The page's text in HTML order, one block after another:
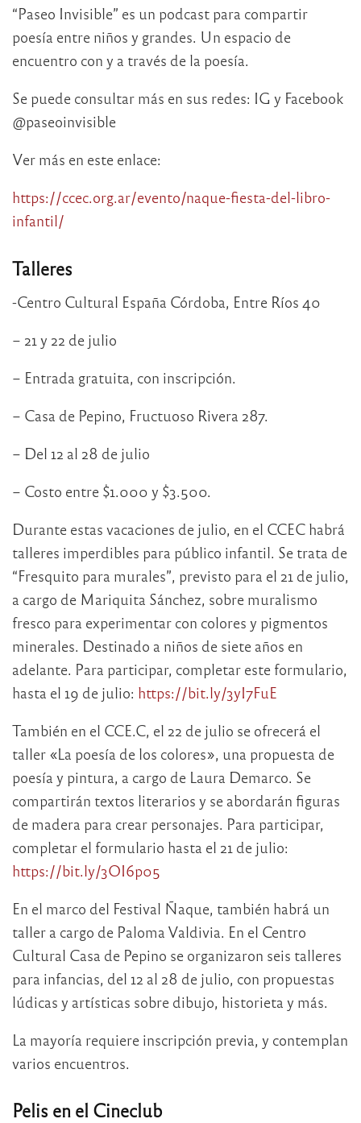
“Paseo Invisible” es un podcast para compartir
poesía entre niños y grandes. Un espacio de
encuentro con y a través de la poesía.
Se puede consultar más en sus redes: IG y Facebook
@paseoinvisible
Ver más en este enlace:
https://ccec.org.ar/evento/naque-fiesta-del-libro-
infantil/
Talleres
-Centro Cultural España Córdoba, Entre Ríos 40
– 21 y 22 de julio
– Entrada gratuita, con inscripción.
– Casa de Pepino, Fructuoso Rivera 287.
– Del 12 al 28 de julio
– Costo entre $1.000 y $3.500.
Durante estas vacaciones de julio, en el CCEC habrá
talleres imperdibles para público infantil. Se trata de
“Fresquito para murales”, previsto para el 21 de julio,
a cargo de Mariquita Sánchez, sobre muralismo
fresco para experimentar con colores y pigmentos
minerales. Destinado a niños de siete años en
adelante. Para participar, completar este formulario,
hasta el 19 de julio: https://bit.ly/3yI7FuE
También en el CCE.C, el 22 de julio se ofrecerá el
taller «La poesía de los colores», una propuesta de
poesía y pintura, a cargo de Laura Demarco. Se
compartirán textos literarios y se abordarán figuras
de madera para crear personajes. Para participar,
completar el formulario hasta el 21 de julio:
https://bit.ly/3OI6p05
En el marco del Festival Ñaque, también habrá un
taller a cargo de Paloma Valdivia. En el Centro
Cultural Casa de Pepino se organizaron seis talleres
para infancias, del 12 al 28 de julio, con propuestas
lúdicas y artísticas sobre dibujo, historieta y más.
La mayoría requiere inscripción previa, y contemplan
varios encuentros.
Pelis en el Cineclub